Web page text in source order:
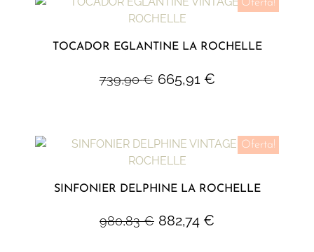
Oferta!
TOCADOR EGLANTINE LA ROCHELLE
739,90€ 665,91 €
Oferta!
SINFONIER DELPHINE LA ROCHELLE
980,83€ 882,74 €